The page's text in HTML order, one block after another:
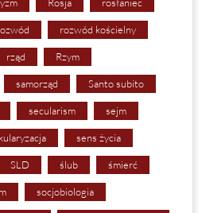
Rosja rosłaniec
rozwód kościelny
rząd Rzym
samorząd Santo subito
secularism sejm
sens życia
SLD ślub śmierć
socjobiologia